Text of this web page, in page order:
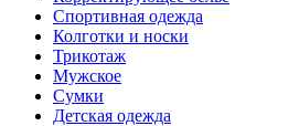
Спортивная одежда
Колготки и носки
Трикотаж
Мужское
Сумки
Детская одежда